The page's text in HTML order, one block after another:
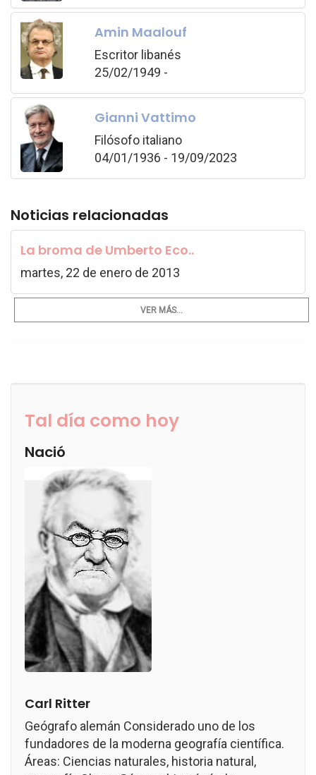
Amin Maalouf
Escritor libanés
25/02/1949 -
Gianni Vattimo
Filósofo italiano
04/01/1936 - 19/09/2023
Noticias relacionadas
La broma de Umberto Eco..
martes, 22 de enero de 2013
VER MÁS...
Tal día como hoy
Nació
Carl Ritter
Geógrafo alemán Considerado uno de los
fundadores de la moderna geografía científica.
Áreas: Ciencias naturales, historia natural,